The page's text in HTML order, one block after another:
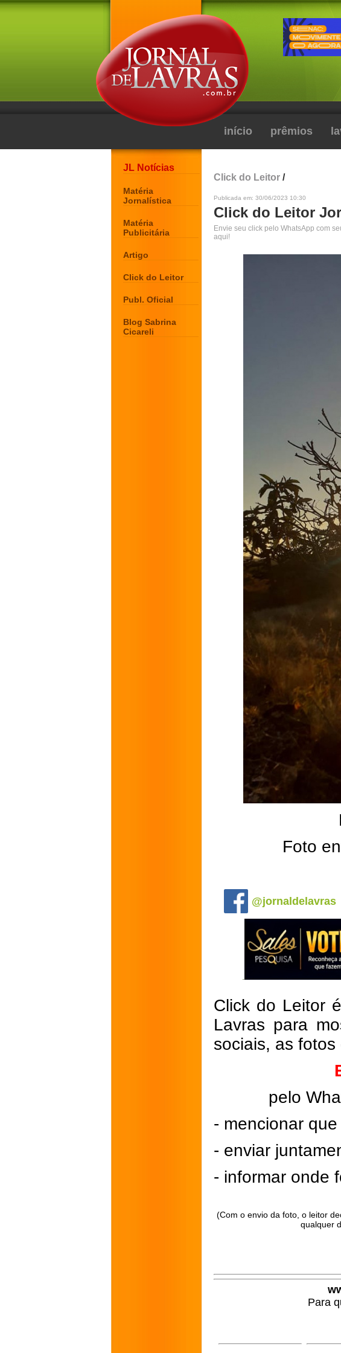
início prêmios
JL Notícias
Matéria
Jornalística
Matéria
Publicitária
Artigo
Click do Leitor
Publ. Oficial
Blog Sabrina
Cicareli
Click do Leitor /
Publicada em: 30/06/2023 10:30
Click do Leitor
Envie seu click pelo WhatsApp com
aqui!
Foto
@jornaldelavras
Click do Leitor
Lavras para
sociais, as
pelo
- mencionar
- enviar
- informar onde
(Com o envio da foto, o leitor
qualquer
Para